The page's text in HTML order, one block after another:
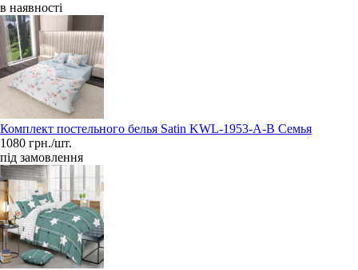
в наявності
Комплект постельного белья Satin KWL-1953-A-B Семья
1080 грн./шт.
під замовлення